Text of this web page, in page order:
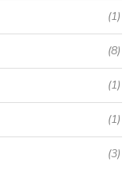
(1)
(8)
(1)
(1)
(3)